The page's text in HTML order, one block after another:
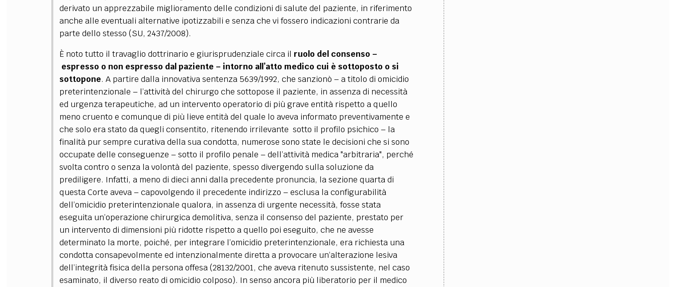
derivato un apprezzabile miglioramento delle condizioni di salute del paziente, in riferimento
anche alle eventuali alternative ipotizzabili e senza che vi fossero indicazioni contrarie da
parte dello stesso (SU, 2437/2008).
È noto tutto il travaglio dottrinario e giurisprudenziale circa il ruolo del consenso –
espresso o non espresso dal paziente – intorno all’atto medico cui è sottoposto o si
sottopone. A partire dalla innovativa sentenza 5639/1992, che sanzionò –a titolo di omicidio
preterintenzionale –l’attività del chirurgo che sottopose il paziente, in assenza di necessità
ed urgenza terapeutiche, ad un intervento operatorio di più grave entità rispetto a quello
meno cruento e comunque di più lieve entità del quale lo aveva informato preventivamente e
che solo era stato da quegli consentito, ritenendo irrilevante sotto il profilo psichico –la
finalità pur sempre curativa della sua condotta, numerose sono state le decisioni che si sono
occupate delle conseguenze –sotto il profilo penale –dell’attività medica "arbitraria", perché
svolta contro o senza la volontà del paziente, spesso divergendo sulla soluzione da
prediligere. Infatti, a meno di dieci anni dalla precedente pronuncia, la sezione quarta di
questa Corte aveva–capovolgendo il precedente indirizzo –esclusa la configurabilità
dell’omicidio preterintenzionale qualora, in assenza di urgente necessità, fosse stata
eseguita un’operazione chirurgica demolitiva, senza il consenso del paziente, prestato per
un intervento di dimensioni più ridotte rispetto a quello poi eseguito, che ne avesse
determinato la morte, poiché, per integrare l’omicidio preterintenzionale, era richiesta una
condotta consapevolmente ed intenzionalmente diretta a provocare un’alterazione lesiva
dell’integrità fisica della persona offesa (28132/2001, che aveva ritenuto sussistente, nel caso
esaminato, il diverso reato di omicidio colposo). In senso ancora più liberatorio per il medico